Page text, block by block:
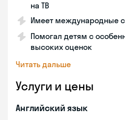
на ТВ
Имеет международные
Помогал детям с
высоких оценок
Читать дальше
Услуги и цены
Английский язык